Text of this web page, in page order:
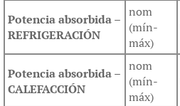
Potencia absorbida –
REFRIGERACIÓN
nom
(mín-
máx)
Potencia absorbida –
CALEFACCIÓN
nom
(mín-
máx)